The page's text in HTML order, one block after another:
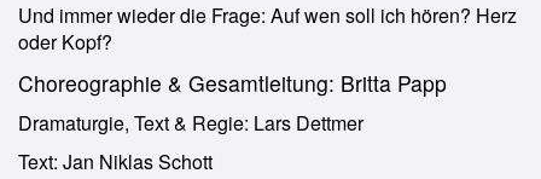
Und immer wieder die Frage: Auf wen soll ich hören? Herz
oder Kopf?
Choreographie & Gesamtleitung: Britta Papp
Dramaturgie, Text & Regie: Lars Dettmer
Text: Jan Niklas Schott